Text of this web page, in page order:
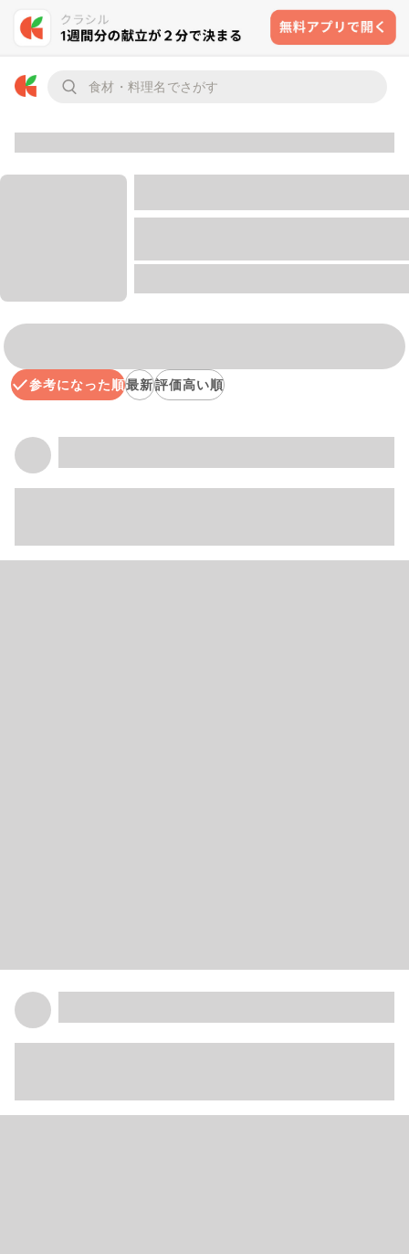
参考になった順最新評価高い順